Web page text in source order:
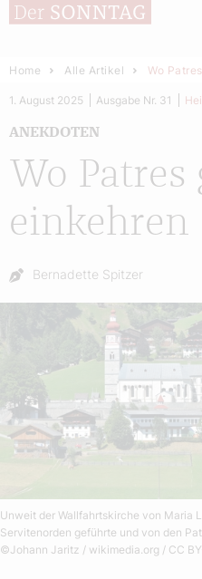
Home Alle Artikel Wo
Wo Patres
einkehren
ANEKDOTEN
1. August 2025 Ausgabe Nr. 31
Autor:
Bernadette Spitzer
Unweit der Wallfahrtskirche von Maria
Servitenorden geführte und von den
©Johann Jaritz / wikimedia.org / CC